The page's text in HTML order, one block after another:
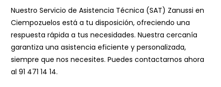
Nuestro Servicio de Asistencia Técnica (SAT) Zanussi en
Ciempozuelos está a tu disposición, ofreciendo una
respuesta rápida a tus necesidades. Nuestra cercanía
garantiza una asistencia eficiente y personalizada,
siempre que nos necesites. Puedes contactarnos ahora
al91 471 14 14.